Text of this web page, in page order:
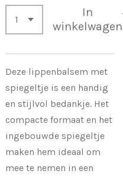
In
winkelwagen
Deze lippenbalsem met
spiegeltje is een handig
en stijlvol bedankje. Het
compacte formaat en het
ingebouwde spiegeltje
maken hem ideaal om
mee te nemen in een